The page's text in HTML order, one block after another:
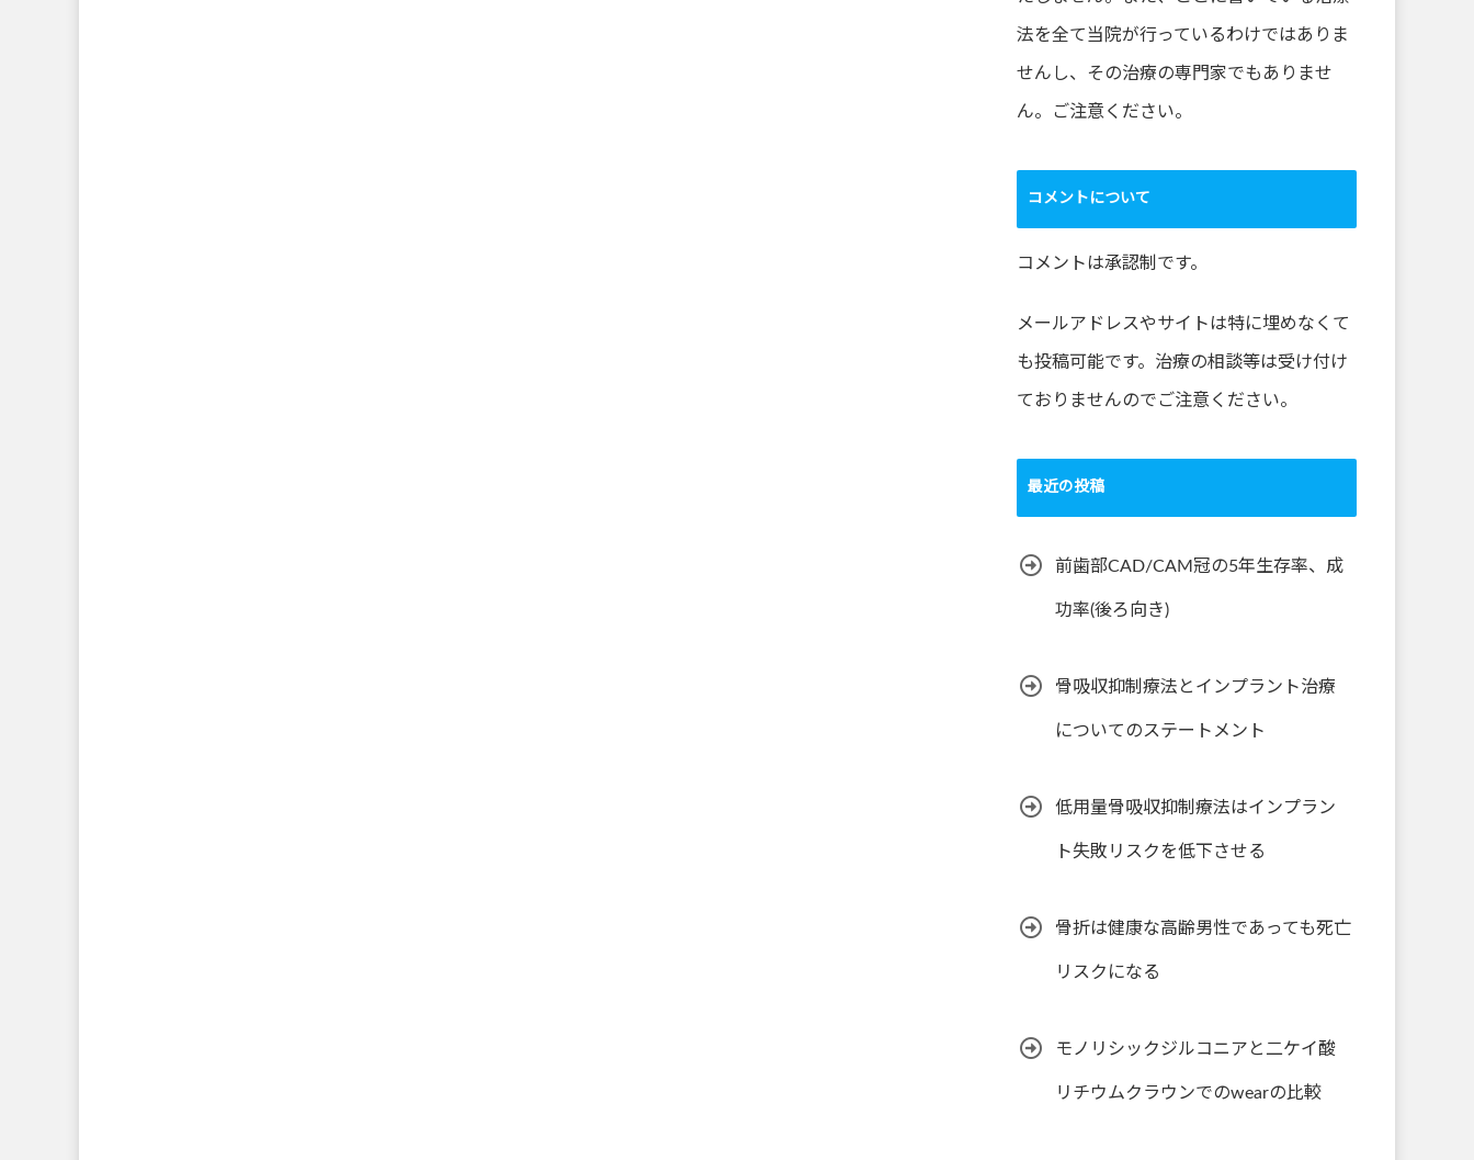
法を全て当院が行っているわけではありま
せんし、その治療の専門家でもありませ
ん。ご注意ください。
コメントについて
コメントは承認制です。
メールアドレスやサイトは特に埋めなくて
も投稿可能です。治療の相談等は受け付け
ておりませんのでご注意ください。
最近の投稿
前歯部CAD/CAM冠の5年生存率、成
功率(後ろ向き)
骨吸収抑制療法とインプラント治療
についてのステートメント
低用量骨吸収抑制療法はインプラン
ト失敗リスクを低下させる
骨折は健康な高齢男性であっても死亡
リスクになる
モノリシックジルコニアと二ケイ酸
リチウムクラウンでのwearの比較